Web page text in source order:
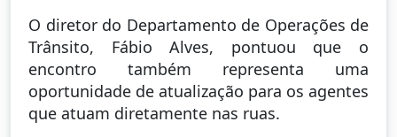
O diretor do Departamento de Operações de
Trânsito, Fábio Alves, pontuou que o
encontro também representa uma
oportunidade de atualização para os agentes
que atuam diretamente nas ruas.